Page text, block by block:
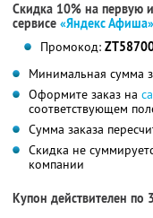
Скидка 10% на первую
сервисе «Яндекс Афиша»
Промокод:
Минимальная сумма
Оформите заказ на
соответствующем
Сумма заказа
Скидка не
компании
Купон действителен по